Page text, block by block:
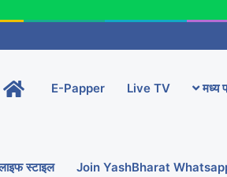
Home-
main
E-Papper Live TV मध्य
स्टाइल Join YashBharat